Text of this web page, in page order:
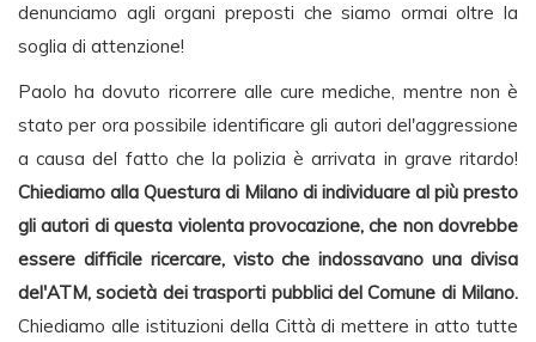
denunciamo agli organi preposti che siamo ormai oltre la
soglia di attenzione!
Paolo ha dovuto ricorrere alle cure mediche, mentre non è
stato per ora possibile identificare gli autori del'aggressione
a causa del fatto che la polizia è arrivata in grave ritardo!
Chiediamo alla Questura di Milano di individuare al più presto
gli autori di questa violenta provocazione, che non dovrebbe
essere difficile ricercare, visto che indossavano una divisa
del'ATM, società dei trasporti pubblici del Comune di Milano.
Chiediamo alle istituzioni della Città di mettere in atto tutte